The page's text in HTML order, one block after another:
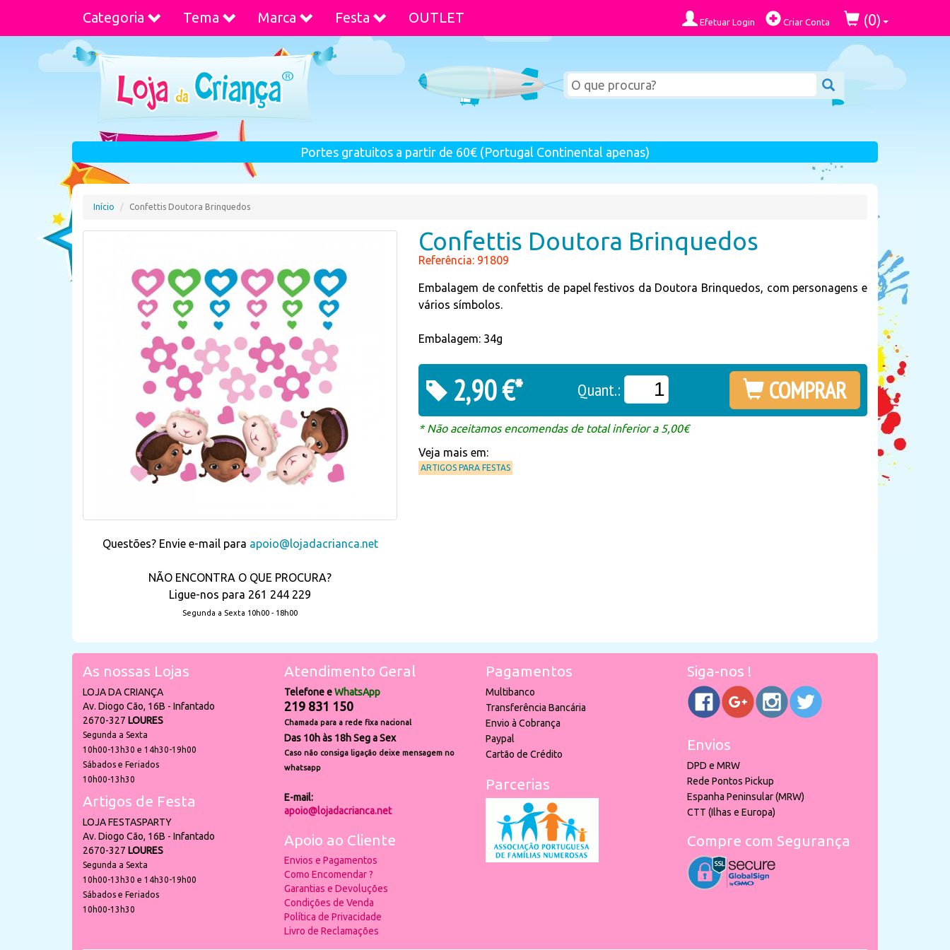
Categoria Tema Marca Festa OUTLET Efetuar Login Criar Conta (0)
Portes gratuitos a partir de 60€ (Portugal Continental apenas)
Início Confettis Doutora Brinquedos
Questões? Envie e-mail para apoio@lojadacrianca.net
NÃO ENCONTRA O QUE PROCURA?
Ligue-nos para 261 244 229
Segunda a Sexta 10h00 - 18h00
Confettis Doutora Brinquedos
Referência: 91809
Embalagem de confettis de papel festivos da Doutora Brinquedos, com personagens e
vários símbolos.
Embalagem: 34g
2,90 €* Quant.: COMPRAR
* Não aceitamos encomendas de total inferior a 5,00€
Veja mais em:
ARTIGOS PARA FESTAS
As nossas Lojas
LOJA DA CRIANÇA
Av. Diogo Cão, 16B - Infantado
2670-327 LOURES
Segunda a Sexta
10h00-13h30 e 14h30-19h00
Sábados e Feriados
10h00-13h30
Artigos de Festa
LOJA FESTASPARTY
Av. Diogo Cão, 16B - Infantado
2670-327 LOURES
Segunda a Sexta
10h00-13h30 e 14h30-19h00
Sábados e Feriados
10h00-13h30
Atendimento Geral
Telefone eWhatsApp
219 831 150
Chamada para a rede fixa nacional
Das 10h às 18h Seg a Sex
Caso não consiga ligação deixe mensagem no
whatsapp
E-mail:
apoio@lojadacrianca.net
Apoio ao Cliente
Envios e Pagamentos
Como Encomendar ?
Garantias e Devoluções
Condições de Venda
Política de Privacidade
Livro de Reclamações
Pagamentos
Multibanco
Transferência Bancária
Envio à Cobrança
Paypal
Cartão de Crédito
Parcerias
Siga-nos !
Envios
DPD e MRW
Rede Pontos Pickup
Espanha Peninsular (MRW)
CTT (Ilhas e Europa)
Compre com Segurança